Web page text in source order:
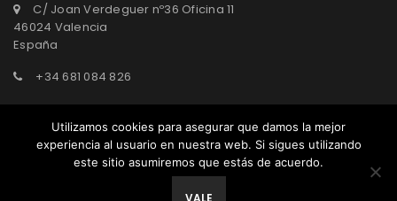
C/ Joan Verdeguer nº36 Oficina 11
46024 Valencia
España
+34 681 084 826
agasepro@agasepro.com
Utilizamos cookies para asegurar que damos la mejor
experiencia al usuario en nuestra web. Si sigues utilizando
este sitio asumiremos que estás de acuerdo.
VALE